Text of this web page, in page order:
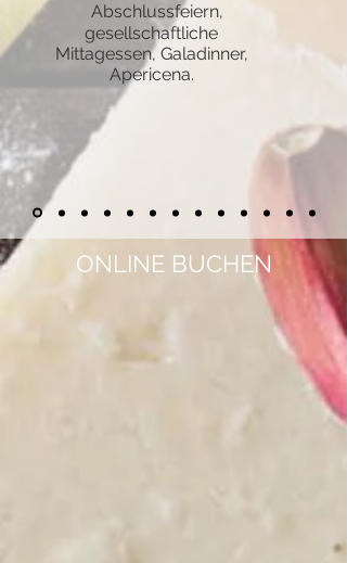
Abschlussfeiern,
gesellschaftliche
Mittagessen, Galadinner,
Apericena.
ONLINE BUCHEN